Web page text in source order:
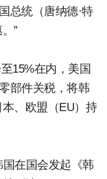
总统（唐纳德·特
”
15%在内，美国
部件关税，将韩
、欧盟（EU）持
在国会发起《韩